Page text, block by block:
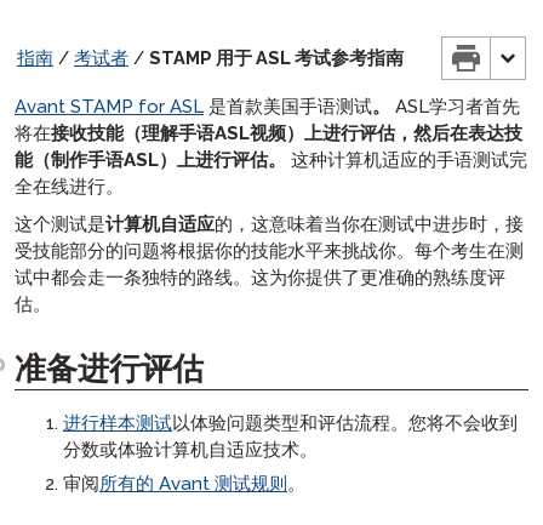
SHL报告指南
阿拉伯语熟练度测试（APT）报告指南
APT 手写写作部分
STAMP 用于CEFR标度分数指南
SuperLanguage 考试参考指南
SHL 测试参与者指南
阿拉伯语熟练度测试（APT）考生指南
家长指南
STAMP 4S家长指南
STAMP WS家长指南
STAMP 为希伯来语家长指南
STAMP 为拉丁语家长指南
STAMP 为CEFR家长指南
SuperLanguage家长指南
基准 & 评分指南
STAMP,
STAMP 适用于 ASL,
SHL
APT
STAMP 适用于CEFR
建议的放置级别
考试者能力提升指南
协调员指南
协调员技术指南
考试者指南
考试者技术指南
ADVANCE
Avant ADVANCE 用户界面：可以期待什么
Avant ADVANCE 技术指南
ADVANCE 常见问题解答
常见问题
STAMP 常见问题解答
样本测试
指南 / 考试者 / STAMP 用于 ASL 考试参考指南
Avant STAMP for ASL 是首款美国手语测试。
ASL学习者首先
将在接收技能（理解手语ASL视频）上进行评估，然后在表达技
能（制作手语ASL）上进行评估。
这种计算机适应的手语测试完
全在线进行。
这个测试是计算机自适应的，这意味着当你在测试中进步时，接
受技能部分的问题将根据你的技能水平来挑战你。每个考生在测
试中都会走一条独特的路线。这为你提供了更准确的熟练度评
估。
准备进行评估
进行样本测试以体验问题类型和评估流程。您将不会收到
分数或体验计算机自适应技术。
审阅所有的 Avant 测试规则 。